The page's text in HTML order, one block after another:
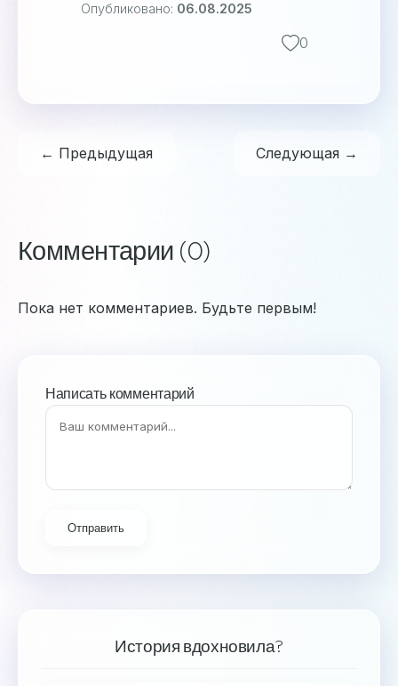
Опубликовано: 06.08.2025
0
← Предыдущая Следующая →
Комментарии (0)
Пока нет комментариев. Будьте первым!
Написать комментарий
Отправить
История вдохновила?